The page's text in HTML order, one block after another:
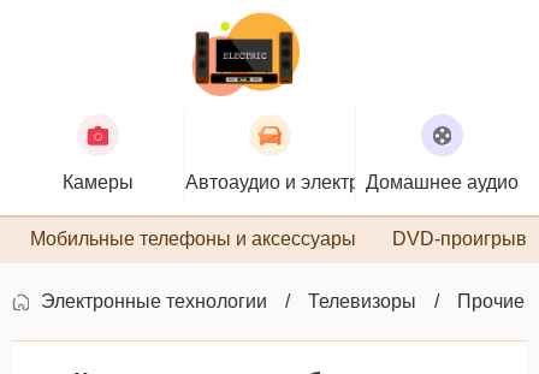
Камеры Автоаудио и электроникаДомашнее аудио
Мобильные телефоны и аксессуары DVD-
Электронные технологии Телевизоры Прочие